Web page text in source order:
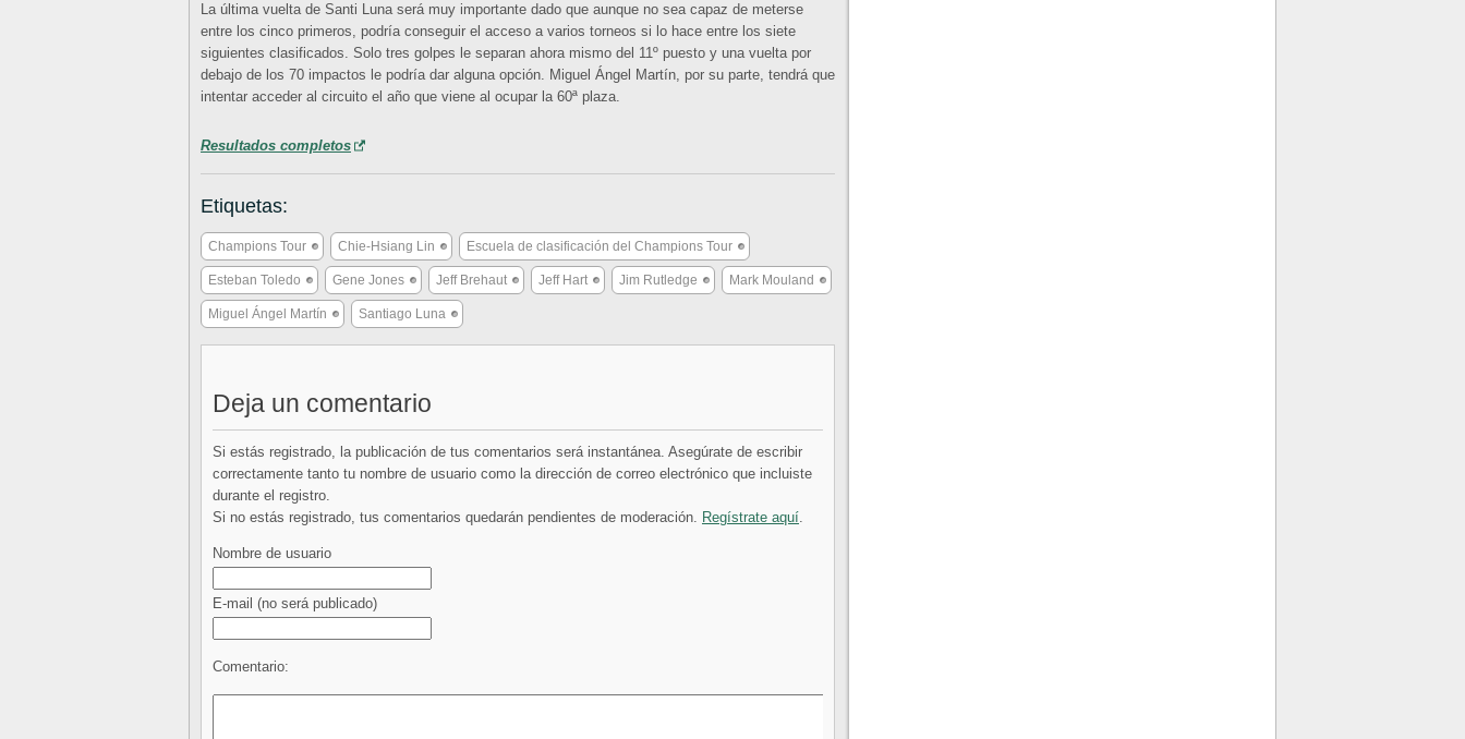
La última vuelta de Santi Luna será muy importante dado que aunque no sea capaz de meterse
entre los cinco primeros, podría conseguir el acceso a varios torneos si lo hace entre los siete
siguientes clasificados. Solo tres golpes le separan ahora mismo del 11º puesto y una vuelta por
debajo de los 70 impactos le podría dar alguna opción. Miguel Ángel Martín, por su parte, tendrá que
intentar acceder al circuito el año que viene al ocupar la 60ª plaza.
Resultados completos
Etiquetas:
Champions Tour Chie-Hsiang Lin Escuela de clasificación del Champions Tour
Esteban Toledo Gene Jones Jeff Brehaut Jeff Hart Jim Rutledge Mark Mouland
Miguel Ángel Martín Santiago Luna
Deja un comentario
Si estás registrado, la publicación de tus comentarios será instantánea. Asegúrate de escribir
correctamente tanto tu nombre de usuario como la dirección de correo electrónico que incluiste
durante el registro.
Si no estás registrado, tus comentarios quedarán pendientes de moderación. Regístrate aquí.
Nombre de usuario
E-mail (no será publicado)
Comentario: